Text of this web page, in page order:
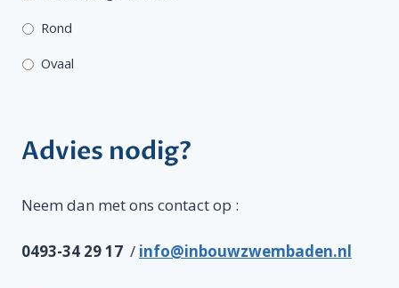
Rond
Ovaal
Advies nodig?
Neem dan met ons contact op :
0493-34 29 17 / info@inbouwzwembaden.nl